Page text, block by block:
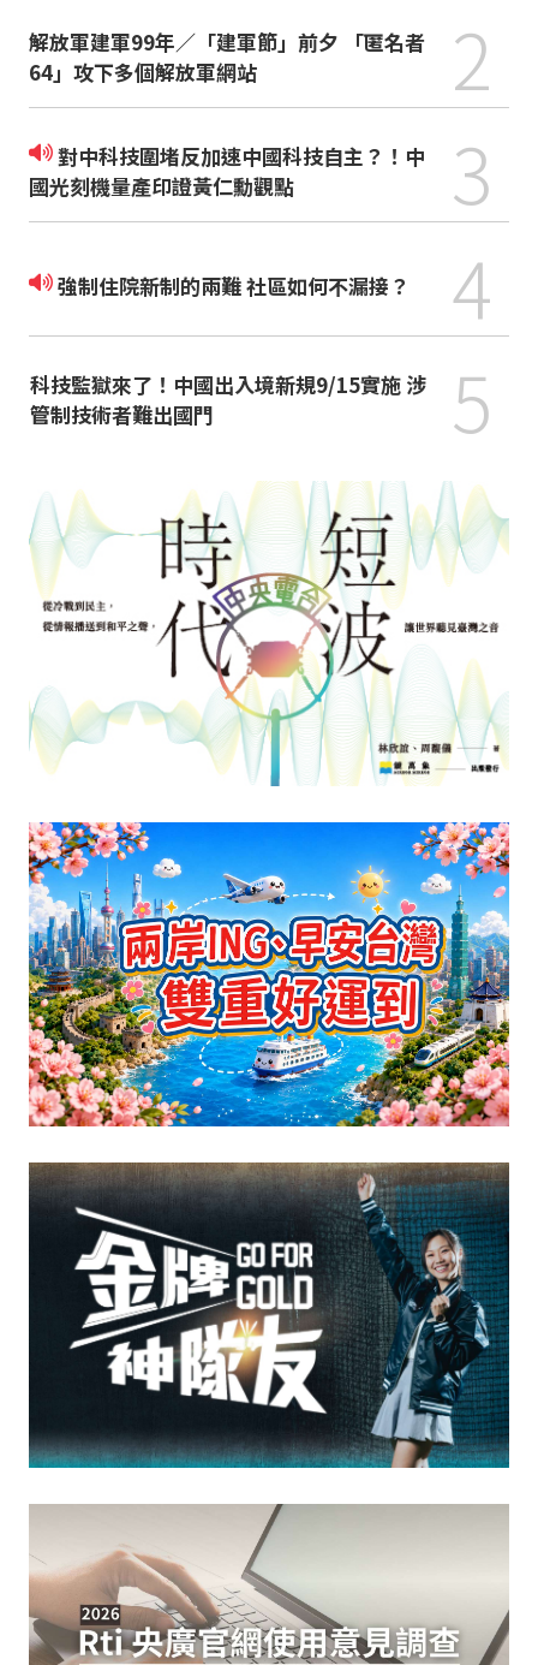
解放軍建軍99年／「建軍節」前夕 「匿名者
64」攻下多個解放軍網站
2
對中科技圍堵反加速中國科技自主？！中
國光刻機量產印證黃仁勳觀點
3
強制住院新制的兩難 社區如何不漏接？ 4
科技監獄來了！中國出入境新規9/15實施 涉
管制技術者難出國門
5